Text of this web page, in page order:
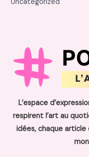
L’espace
respirent l’art au
idées, chaque article